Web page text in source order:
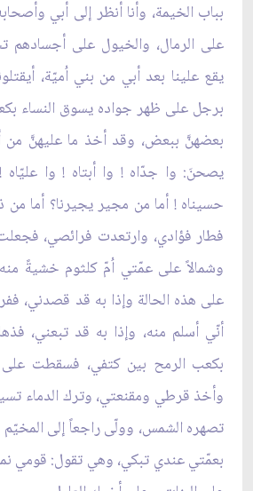
بباب الخيمة، وأنا أنظر إلى أبي
على الرمال، والخيول على أجسادهم
يقع علينا بعد أبي من بني اُميّة،
برجل على ظهر جواده يسوق النساء
بعضهنَّ ببعض، وقد أخذ ما عليهنَّ من
يصحنَ: وا جدّاه ! وا أبتاه ! وا عليّاه
حسيناه ! أما من مجير يجيرنا؟ أما من
فطار فؤادي، وارتعدت فرائصي،
وشمالاً على عمّتي اُمّ كلثوم خشيةً منه
على هذه الحالة وإذا به قد قصدني،
أنّي أسلم منه، وإذا به قد تبعني،
بكعب الرمح بين كتفي، فسقطت
وأخذ قرطي ومقنعتي، وترك الدماء
تصهره الشمس، وولّى راجعاً إلى
بعمّتي عندي تبكي، وهي تقول: قومي